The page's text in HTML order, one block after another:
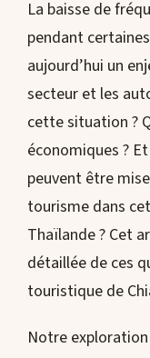
La baisse de
pendant
aujourd’hui un
secteur et les
cette situation ?
économiques ?
peuvent être
tourisme dans
Thaïlande ? Cet
détaillée de ces
touristique de
Notre